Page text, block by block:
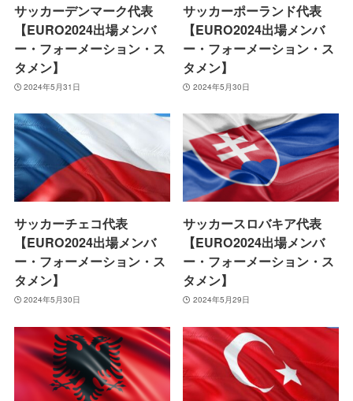
サッカーデンマーク代表
【EURO2024出場メンバ
ー・フォーメーション・ス
タメン】
2024年5月31日
サッカーポーランド代表
【EURO2024出場メンバ
ー・フォーメーション・ス
タメン】
2024年5月30日
サッカーチェコ代表
【EURO2024出場メンバ
ー・フォーメーション・ス
タメン】
2024年5月30日
サッカースロバキア代表
【EURO2024出場メンバ
ー・フォーメーション・ス
タメン】
2024年5月29日